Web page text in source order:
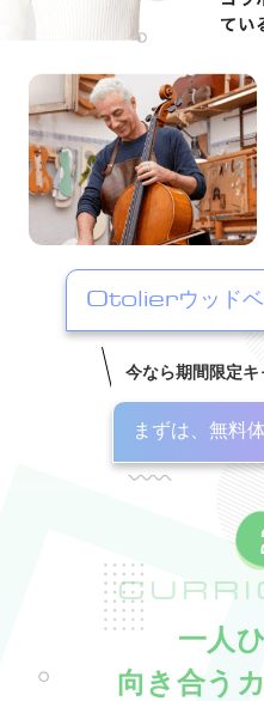
Otolierウッドベ
今なら期間限定キ
まずは、無料
一人
向き合う